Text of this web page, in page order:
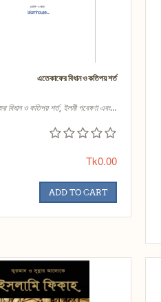
এতেকাফের বিধান ও কতিপয় শর্ত
বিধান ও কতিপয় শর্ত, ইলমী গবেষণা এবং...
Tk0.00
ADD TO CART